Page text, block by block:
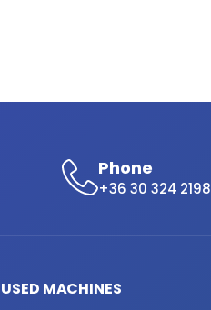
Phone
+36 30 324 2198
USED MACHINES